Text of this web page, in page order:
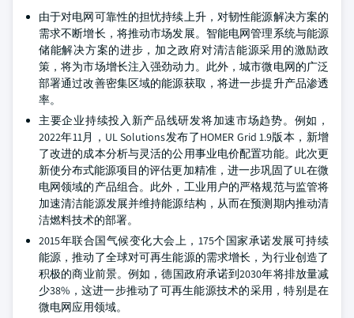
由于对电网可靠性的担忧持续上升，对韧性能源解决方案的
需求不断增长，将推动市场发展。智能电网管理系统与能源
储能解决方案的进步，加之政府对清洁能源采用的激励政
策，将为市场增长注入强劲动力。此外，城市微电网的广泛
部署通过改善密集区域的能源获取，将进一步提升产品渗透
率。
主要企业持续投入新产品线研发将加速市场趋势。例如，
2022年11月，UL Solutions发布了HOMER Grid 1.9版本，新增
了改进的成本分析与灵活的公用事业电价配置功能。此次更
新使分布式能源项目的评估更加精准，进一步巩固了UL在微
电网领域的产品组合。此外，工业用户的严格规范与监管将
加速清洁能源发展并维持能源结构，从而在预测期内推动清
洁燃料技术的部署。
2015年联合国气候变化大会上，175个国家承诺发展可持续
能源，推动了全球对可再生能源的需求增长，为行业创造了
积极的商业前景。例如，德国政府承诺到2030年将排放量减
少38%，这进一步推动了可再生能源技术的采用，特别是在
微电网应用领域。